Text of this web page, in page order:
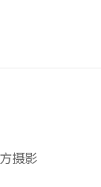
摄影